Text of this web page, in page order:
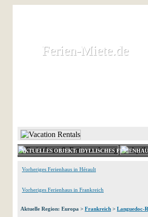
Ferien-Miete.de
Ferien-Miete.de
AKTUELLES OBJEKT: IDYLLISCHES
Vorheriges Ferienhaus in Hérault
Vorheriges Ferienhaus in Frankreich
Aktuelle Region: Europa > Frankreich > Languedoc-